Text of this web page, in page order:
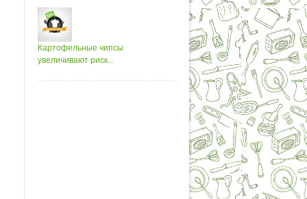
Картофельные чипсы
увеличивают риск...